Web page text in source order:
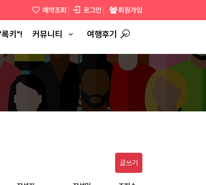
예약조회 로그인 회원가입
키"! 커뮤니티 여행후기
글쓰기